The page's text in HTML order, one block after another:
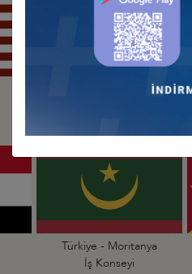
Türkiye - Moritanya
İş Konseyi